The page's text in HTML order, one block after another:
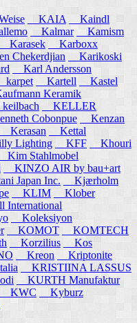
KAIA
Kaindl
Kalmar
Kamism
Karasek
Karboxx
Chekerdjian
Karikoski
Karl Andersson
karpet Kartell
Kastel
Keramik
KELLER
Cobonpue
Kenzan
Kerasan
Kettal
Lighting KFF
Khouri
Kim Stahlmobel
KINZO AIR by bau+art
Japan Inc.
Kjærholm
KLIM
Klober
Koleksiyon
KOMOT
KOMTECH
Korzilius
Kos
Kreon
Kriptonite
KRISTIINA LASSUS
KURTH Manufaktur
KWC
Kyburz